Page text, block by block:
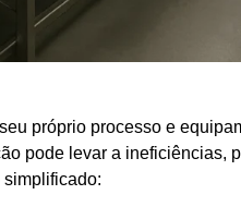
próprio processo e
pode levar a ineficiências,